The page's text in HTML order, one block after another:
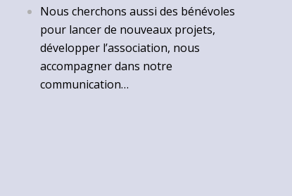
Nous cherchons aussi des bénévoles
pour lancer de nouveaux projets,
développer l’association, nous
accompagner dans notre
communication…